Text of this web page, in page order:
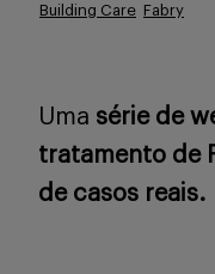
Building Care Fabry
Uma série de
tratamento de
de casos reais.